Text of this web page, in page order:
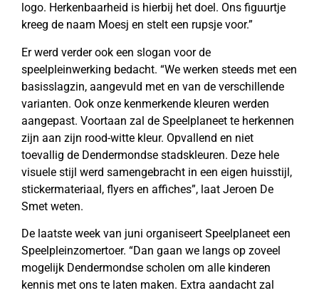
logo. Herkenbaarheid is hierbij het doel. Ons figuurtje
kreeg de naam Moesj en stelt een rupsje voor.”
Er werd verder ook een slogan voor de
speelpleinwerking bedacht. “We werken steeds met een
basisslagzin, aangevuld met en van de verschillende
varianten. Ook onze kenmerkende kleuren werden
aangepast. Voortaan zal de Speelplaneet te herkennen
zijn aan zijn rood-witte kleur. Opvallend en niet
toevallig de Dendermondse stadskleuren. Deze hele
visuele stijl werd samengebracht in een eigen huisstijl,
stickermateriaal, flyers en affiches”, laat Jeroen De
Smet weten.
De laatste week van juni organiseert Speelplaneet een
Speelpleinzomertoer. “Dan gaan we langs op zoveel
mogelijk Dendermondse scholen om alle kinderen
kennis met ons te laten maken. Extra aandacht zal